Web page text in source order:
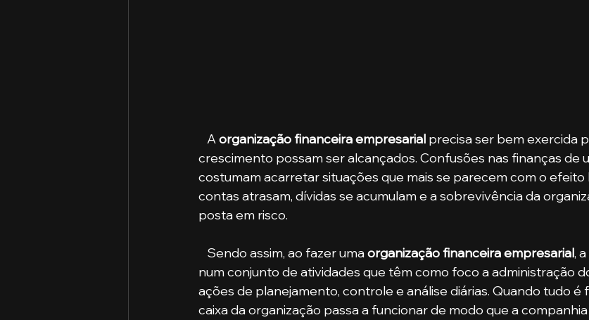
   A
organização financeira empresarial precisa ser bem exercida
crescimento possam ser alcançados. Confusões nas finanças de
costumam acarretar situações que mais se parecem com o efeito
contas atrasam, dívidas se acumulam e a sobrevivência da
posta em risco.
   Sendo assim, ao fazer uma
organização financeira empresarial,
num conjunto de atividades que têm como foco a administração
ações de planejamento, controle e análise diárias. Quando tudo
caixa da organização passa a funcionar de modo que a